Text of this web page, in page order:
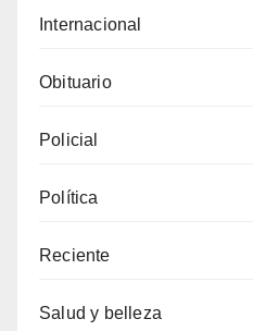
Internacional
Obituario
Policial
Política
Reciente
Salud y belleza